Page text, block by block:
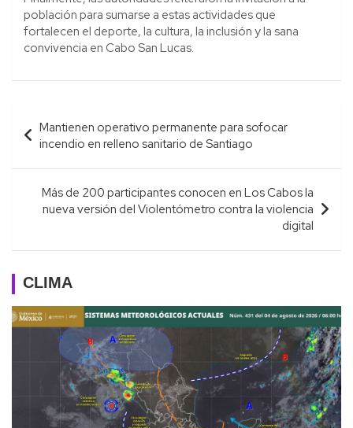
población para sumarse a estas actividades que
fortalecen el deporte, la cultura, la inclusión y la sana
convivencia en Cabo San Lucas.
Navegación
de
entradas
Mantienen operativo permanente para sofocar
incendio en relleno sanitario de Santiago
Más de 200 participantes conocen en Los Cabos la
nueva versión del Violentómetro contra la violencia
digital
CLIMA